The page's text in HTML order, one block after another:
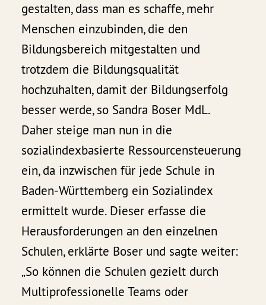
gestalten, dass man es schaffe, mehr
Menschen einzubinden, die den
Bildungsbereich mitgestalten und
trotzdem die Bildungsqualität
hochzuhalten, damit der Bildungserfolg
besser werde, so Sandra Boser MdL.
Daher steige man nun in die
sozialindexbasierte Ressourcensteuerung
ein, da inzwischen für jede Schule in
Baden-Württemberg ein Sozialindex
ermittelt wurde. Dieser erfasse die
Herausforderungen an den einzelnen
Schulen, erklärte Boser und sagte weiter:
„So können die Schulen gezielt durch
Multiprofessionelle Teams oder